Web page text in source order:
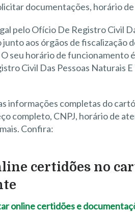
documentações, horário
pelo Ofício De Registro Civil
aos órgãos de fiscalização
seu horário de funcionamento
Civil Das Pessoas Naturais
informações completas do
completo, CNPJ, horário de
Confira:
certidões no
online certidões e